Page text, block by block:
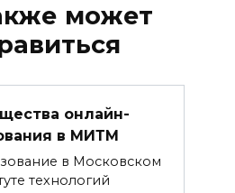
может
онлайн-
в МИТМ
в Московском
технологий